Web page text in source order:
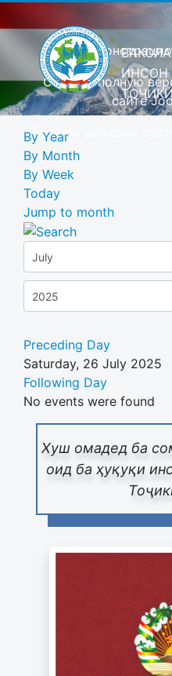
Это
Скачать полную
сайте
Барои шахсони
ИНСОН
Хуш омадед ба
оид ба ҳуқуқи
By Year
By Month
By Week
Today
Jump to month
Preceding Day
Saturday, 26 July 2025
Following Day
No events were found